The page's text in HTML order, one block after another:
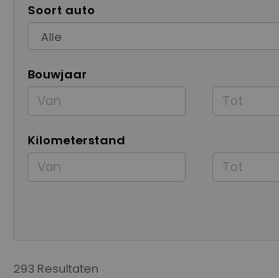
Soort auto
Bouwjaar
Kilometerstand
293 Resultaten